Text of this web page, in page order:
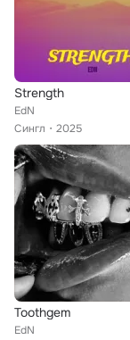
Strength
EdN
Сингл
2025
Toothgem
EdN